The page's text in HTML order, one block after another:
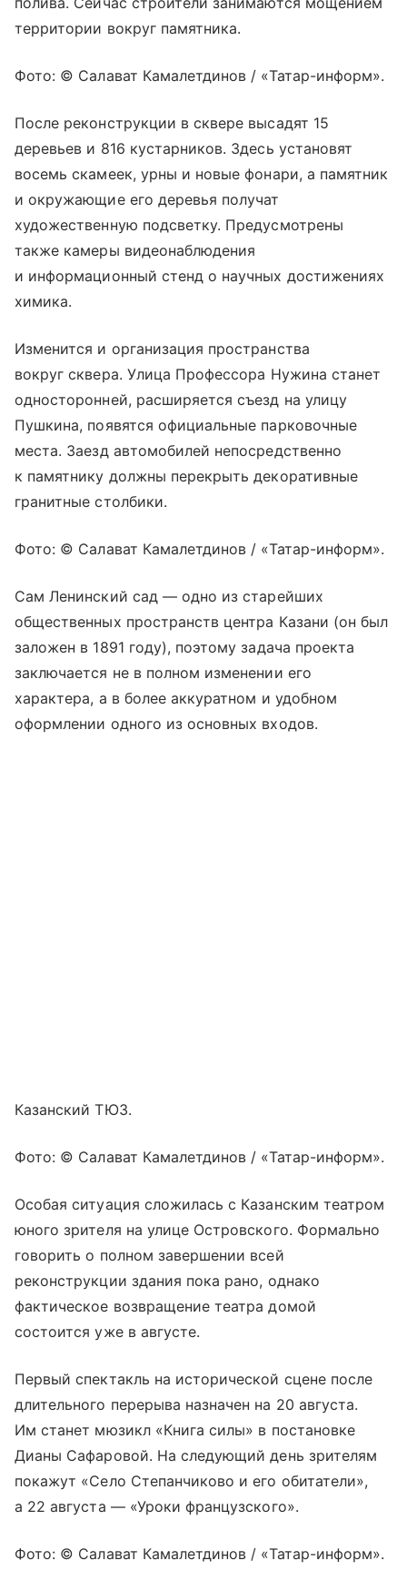
территории вокруг памятника.
Фото: © Салават Камалетдинов / «Татар-информ».
После реконструкции в сквере высадят 15
деревьев и 816 кустарников. Здесь установят
восемь скамеек, урны и новые фонари, а памятник
и окружающие его деревья получат
художественную подсветку. Предусмотрены
также камеры видеонаблюдения
и информационный стенд о научных достижениях
химика.
Изменится и организация пространства
вокруг сквера. Улица Профессора Нужина станет
односторонней, расширяется съезд на улицу
Пушкина, появятся официальные парковочные
места. Заезд автомобилей непосредственно
к памятнику должны перекрыть декоративные
гранитные столбики.
Фото: © Салават Камалетдинов / «Татар-информ».
Сам Ленинский сад — одно из старейших
общественных пространств центра Казани (он был
заложен в 1891 году), поэтому задача проекта
заключается не в полном изменении его
характера, а в более аккуратном и удобном
оформлении одного из основных входов.
Казанский ТЮЗ.
Фото: © Салават Камалетдинов / «Татар-информ».
Особая ситуация сложилась с Казанским театром
юного зрителя на улице Островского. Формально
говорить о полном завершении всей
реконструкции здания пока рано, однако
фактическое возвращение театра домой
состоится уже в августе.
Первый спектакль на исторической сцене после
длительного перерыва назначен на 20 августа.
Им станет мюзикл «Книга силы» в постановке
Дианы Сафаровой. На следующий день зрителям
покажут «Село Степанчиково и его обитатели»,
а 22 августа — «Уроки французского».
Фото: © Салават Камалетдинов / «Татар-информ».